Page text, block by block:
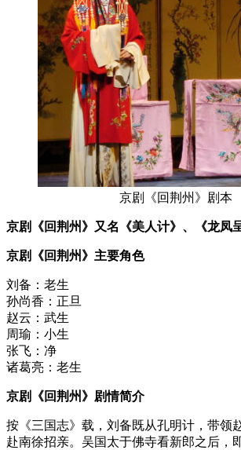
京剧《回荆州》剧本
京剧《回荆州》又名《美人计》、《龙凤
京剧《回荆州》主要角色
刘备：老生
孙尚香：正旦
赵云：武生
周瑜：小生
张飞：净
诸葛亮：老生
京剧《回荆州》剧情简介
按《三国志》载，刘备既从孔明计，带领
赴南徐招亲。吴国太于佛寺看新郎之后，